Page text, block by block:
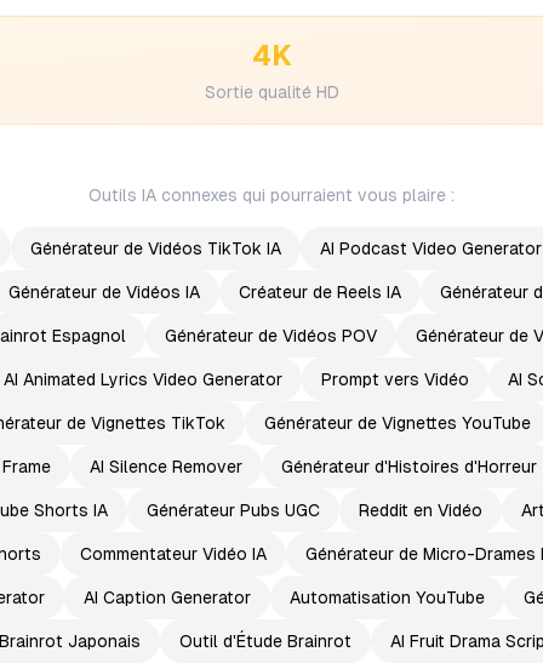
4K
Sortie qualité HD
Outils IA connexes qui pourraient vous plaire :
Générateur de Vidéos TikTok IA AI Podcast Video Generator
Générateur de Vidéos IA Créateur de Reels IA Générateur
Espagnol Générateur de Vidéos POV Générateur de
AI Animated Lyrics Video Generator Prompt vers Vidéo AI
de Vignettes TikTok Générateur de Vignettes YouTube
AI Silence Remover Générateur d'Histoires d'Horreur
Shorts IA Générateur Pubs UGC Reddit en Vidéo
Commentateur Vidéo IA Générateur de Micro-Drames
AI Caption Generator Automatisation YouTube
Japonais Outil d'Étude Brainrot AI Fruit Drama